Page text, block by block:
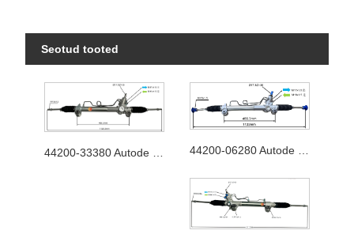
Seotud tooted
44200-33380 Autode rooliseade